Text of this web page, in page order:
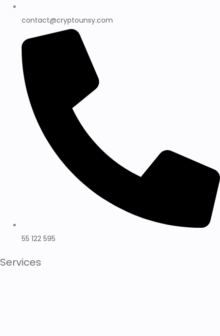
contact@cryptounsy.com
55 122 595
Services